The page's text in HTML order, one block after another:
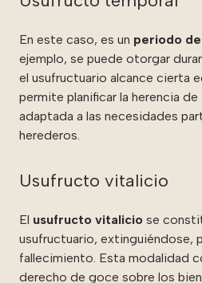
En este caso, es un periodo
ejemplo, se puede otorgar
el usufructuario alcance cierta
permite planificar la herencia
adaptada a las necesidades
herederos.
Usufructo vitalicio
El usufructo vitalicio se
usufructuario, extinguiéndose,
fallecimiento. Esta modalidad
derecho de goce sobre los